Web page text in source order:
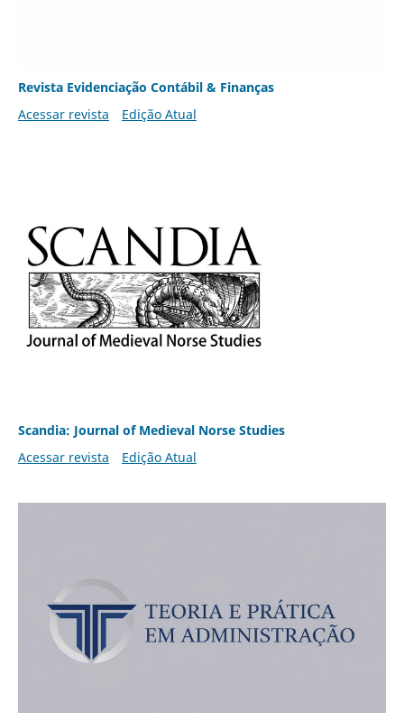
Revista Evidenciação Contábil & Finanças
Acessar revista
Edição Atual
Scandia: Journal of Medieval Norse Studies
Acessar revista
Edição Atual